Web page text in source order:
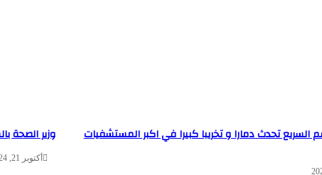
وزير الصحة
أكتوبر 21, 2024
السريع تحدث دمارا و تخريبا كبيرا في اكبر المستشفيات